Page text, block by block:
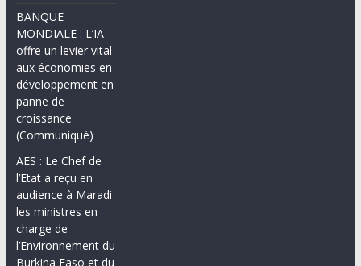
BANQUE
MONDIALE : L’IA
offre un levier vital
aux économies en
développement en
panne de
croissance
(Communiqué)
AES : Le Chef de
l’Etat a reçu en
audience à Maradi
les ministres en
charge de
l’Environnement du
Burkina Faso et du